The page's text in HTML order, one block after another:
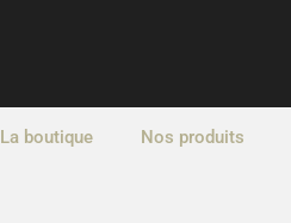
La boutique Nos produits